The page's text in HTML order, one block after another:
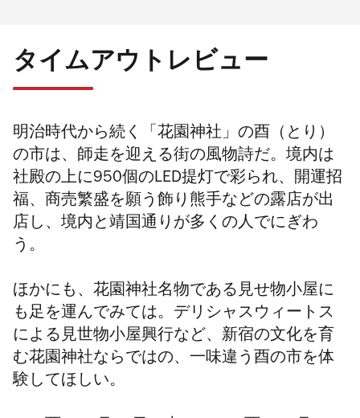
タイムアウトレビュー
明治時代から続く「花園神社」の酉（とり）
の市は、師走を迎える街の風物詩だ。境内は
社殿の上に950個のLED提灯で彩られ、開運招
福、商売繁盛を願う飾り熊手などの露店が出
店し 、境内と靖国通りが多くの人でにぎわ
う。
ほかにも、 花園神社名物である見せ物小屋に
も足を運んでみては。デリシャスウィートス
による見世物小屋興行など、 新宿の文化を育
む花園神社ならではの、一味違う酉の市を体
験してほしい。